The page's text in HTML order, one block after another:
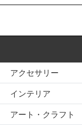
アクセサリー
インテリア
アート・クラフト